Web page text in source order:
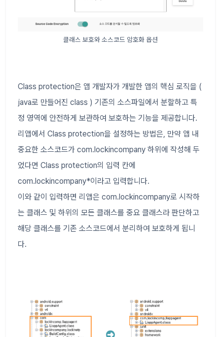
클래스 보호와 소스코드 암호화 옵션
Class protection은 앱 개발자가 개발한 앱의 핵심 로직을 (
java로 만들어진 class ) 기존의 소스파일에서 분할하고 특
정 영역에 안전하게 보관하여 보호하는 기능을 제공합니다.
리앱에서 Class protection을 설정하는 방법은, 만약 앱 내
중요한 소스코드가 com.lockincompany 하위에 작성해 두
었다면 Class protection의 입력 칸에
com.lockincompany*이라고 입력합니다.
이와 같이 입력하면 리앱은 com.lockincompany로 시작하
는 클래스 및 하위의 모든 클래스를 중요 클래스라 판단하고
해당 클래스를 기존 소스코드에서 분리하여 보호하게 됩니
다.